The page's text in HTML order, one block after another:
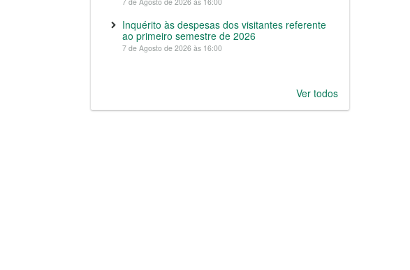
Inquérito às despesas dos visitantes referente
ao primeiro semestre de 2026
7 de Agosto de 2026 às 16:00
Ver todos